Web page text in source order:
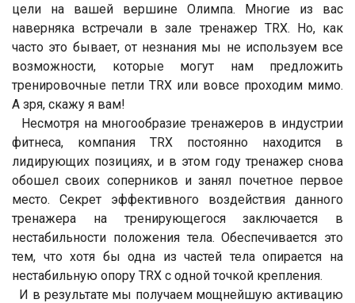
цели на вашей вершине Олимпа. Многие из вас
наверняка встречали в зале тренажер TRX. Но, как
часто это бывает, от незнания мы не используем все
возможности, которые могут нам предложить
тренировочные петли TRX или вовсе проходим мимо.
А зря, скажу я вам!
Несмотря на многообразие тренажеров в индустрии
фитнеса, компания TRX постоянно находится в
лидирующих позициях, и в этом году тренажер снова
обошел своих соперников и занял почетное первое
место. Секрет эффективного воздействия данного
тренажера на тренирующегося заключается в
нестабильности положения тела. Обеспечивается это
тем, что хотя бы одна из частей тела опирается на
нестабильную опору TRX с одной точкой крепления.
И в результате мы получаем мощнейшую активацию